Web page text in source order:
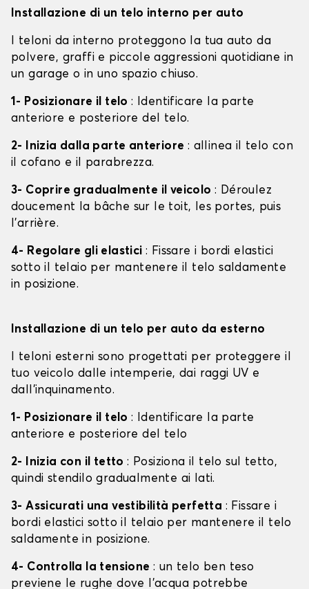
Installazione di un telo interno per auto
I teloni da interno proteggono la tua auto da
polvere, graffi e piccole aggressioni quotidiane in
un garage o in uno spazio chiuso.
1- Posizionare il telo: Identificare la parte
anteriore e posteriore del telo.
2- Inizia dalla parte anteriore : allinea il telo con
il cofano e il parabrezza.
3- Coprire gradualmente il veicolo : Déroulez
doucement la bâche sur le toit, les portes, puis
l'arrière.
4- Regolare gli elastici : Fissare i bordi elastici
sotto il telaio per mantenere il telo saldamente
in posizione.
Installazione di un telo per auto da esterno
I teloni esterni sono progettati per proteggere il
tuo veicolo dalle intemperie, dai raggi UV e
dall'inquinamento.
1- Posizionare il telo: Identificare la parte
anteriore e posteriore del telo
2- Inizia con il tetto: Posiziona il telo sul tetto,
quindi stendilo gradualmente ai lati.
3- Assicurati una vestibilità perfetta : Fissare i
bordi elastici sotto il telaio per mantenere il telo
saldamente in posizione.
4- Controlla la tensione : un telo ben teso
previene le rughe dove l'acqua potrebbe